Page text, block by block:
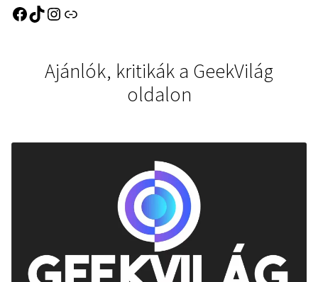
Ajánlók, kritikák a GeekVilág
oldalon